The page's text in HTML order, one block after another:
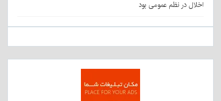
اخلال در نظم عمومی بود